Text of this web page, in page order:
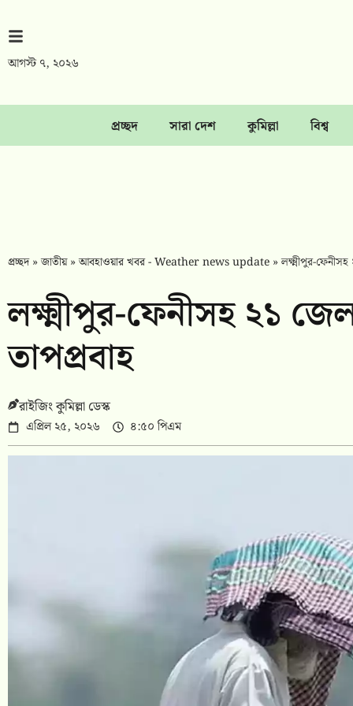
আগস্ট ৭, ২০২৬
প্রচ্ছদ সারা দেশ কুমিল্লা বিশ্ব
প্রচ্ছদ»জাতীয়»আবহাওয়ার খবর - Weather news update »লক্ষ্মীপুর-
লক্ষ্মীপুর-ফেনীসহ ২১
তাপপ্রবাহ
রাইজিং কুমিল্লা ডেস্ক
এপ্রিল ২৫, ২০২৬ ৪:৫০ পিএম